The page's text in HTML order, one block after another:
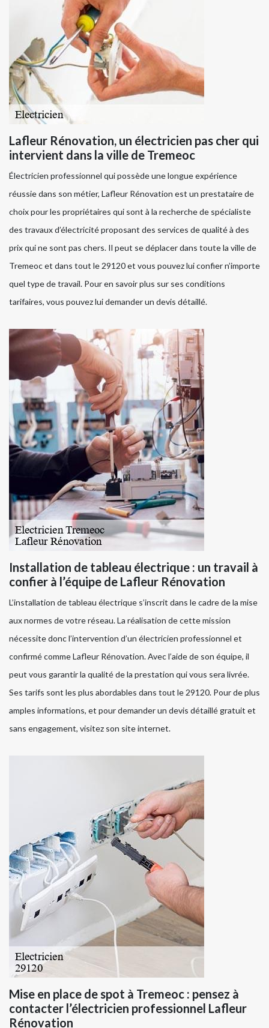
Lafleur Rénovation, un électricien pas cher qui
intervient dans la ville de Tremeoc
Électricien professionnel qui possède une longue expérience
réussie dans son métier, Lafleur Rénovation est un prestataire de
choix pour les propriétaires qui sont à la recherche de spécialiste
des travaux d’électricité proposant des services de qualité à des
prix qui ne sont pas chers. Il peut se déplacer dans toute la ville de
Tremeoc et dans tout le 29120 et vous pouvez lui confier n’importe
quel type de travail. Pour en savoir plus sur ses conditions
tarifaires, vous pouvez lui demander un devis détaillé.
Installation de tableau électrique : un travail à
confier à l’équipe de Lafleur Rénovation
L’installation de tableau électrique s’inscrit dans le cadre de la mise
aux normes de votre réseau. La réalisation de cette mission
nécessite donc l’intervention d’un électricien professionnel et
confirmé comme Lafleur Rénovation. Avec l’aide de son équipe, il
peut vous garantir la qualité de la prestation qui vous sera livrée.
Ses tarifs sont les plus abordables dans tout le 29120. Pour de plus
amples informations, et pour demander un devis détaillé gratuit et
sans engagement, visitez son site internet.
Mise en place de spot à Tremeoc : pensez à
contacter l’électricien professionnel Lafleur
Rénovation